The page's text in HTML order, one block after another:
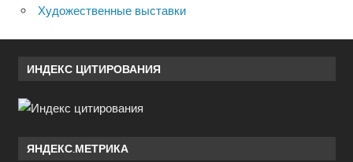
Художественные выставки
ИНДЕКС ЦИТИРОВАНИЯ
ЯНДЕКС.МЕТРИКА